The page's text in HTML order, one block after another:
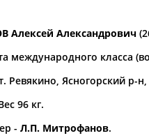
проживания
рождения
Александрович
международного класса
Ревякино, Ясногорский р-
96 кг.
- Л.П. Митрофанов.